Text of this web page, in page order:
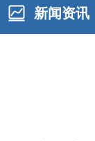
新闻资讯